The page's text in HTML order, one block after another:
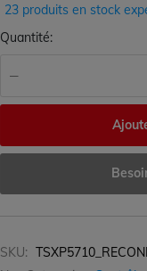
23 produits en stock
Quantité:
SKU: